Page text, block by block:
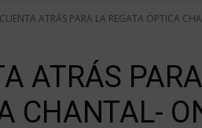
CUENTA ATRÁS PARA LA REGATA ÓPTICA
ATRÁS
CHANTAL-